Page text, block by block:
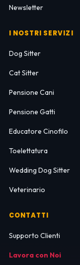
Newsletter
I NOSTRI SERVIZI
Dog Sitter
Cat Sitter
Pensione Cani
Pensione Gatti
Educatore Cinofilo
Toelettatura
Wedding Dog Sitter
Veterinario
CONTATTI
Supporto Clienti
Lavora con Noi